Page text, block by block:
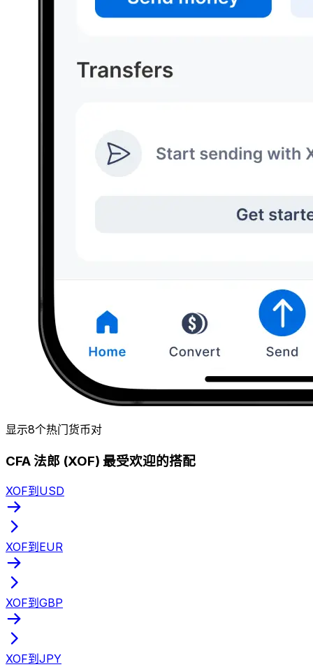
显示8个热门货币对
CFA 法郎 (XOF) 最受欢迎的搭配
XOF到USD
XOF到EUR
XOF到GBP
XOF到JPY